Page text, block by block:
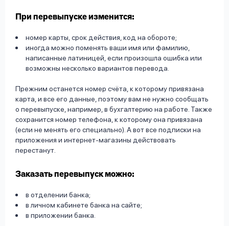
При перевыпуске изменится:
номер карты, срок действия, код на обороте;
иногда можно поменять ваши имя или фамилию,
написанные латиницей, если произошла ошибка или
возможны несколько вариантов перевода.
Прежним останется номер счёта, к которому привязана
карта, и все его данные, поэтому вам не нужно сообщать
о перевыпуске, например, в бухгалтерию на работе. Также
сохранится номер телефона, к которому она привязана
(если не менять его специально). А вот все подписки на
приложения и интернет-магазины действовать
перестанут.
Заказать перевыпуск можно:
в отделении банка;
в личном кабинете банка на сайте;
в приложении банка.